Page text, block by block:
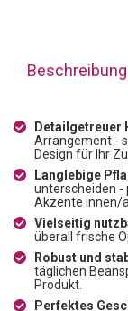
Beschreibung
Detailgetreuer
Arrangement -
Design für Ihr
Langlebige
unterscheiden -
Akzente innen/
Vielseitig
überall frische
Robust und
täglichen
Produkt.
Perfektes